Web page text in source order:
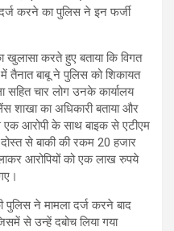
करने का पुलिस ने इन फर्जी
करते हुए बताया कि विगत
में तैनात बाबू ने पुलिस को शिकायत
सहित चार लोग उनके कार्यालय
शाखा का अधिकारी बताया और
आरोपी के साथ बाइक से एटीएम
से बाकी की रकम 20 हजार
आरोपियों को एक लाख रुपये
पुलिस ने मामला दर्ज करने बाद
से उन्हें दबोच लिया गया